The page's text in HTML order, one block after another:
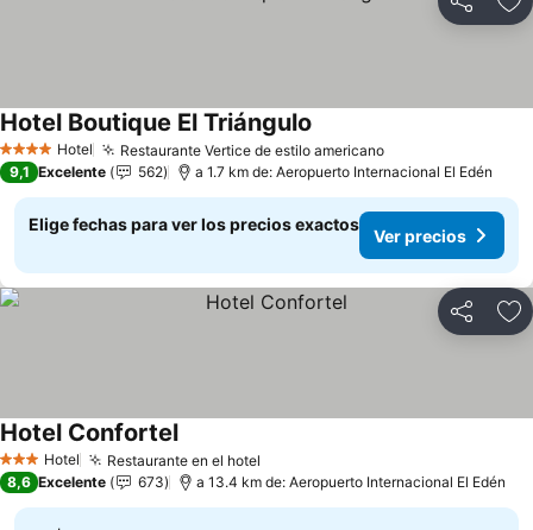
Compartir
4 EstrellasHotel Restaurante Vertice de estilo americano
Hotel Boutique El Triángulo
9,1 Excelente 562 a 1.7 km de: Aeropuerto Internacional El Edén
Elige fechas para ver los precios exactos
Ver precios
Compartir
3 Estrellas
Hotel Restaurante en el hotel
Hotel Confortel
8,6 Excelente 673 a 13.4 km de: Aeropuerto Internacional El Edén